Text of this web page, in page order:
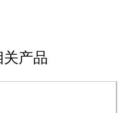
关产品